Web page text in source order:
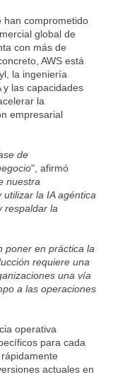
han comprometido
global de
con más de
AWS está
la ingeniería
y las capacidades
la
empresarial
de
", afirmó
nuestra
la IA agéntica
respaldar la
poner en práctica la
requiere una
una vía
a las operaciones
operativa
para cada
actuales en